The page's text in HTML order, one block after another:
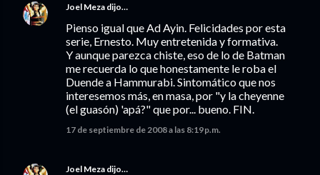
Joel Meza dijo…
Pienso igual que Ad Ayin. Felicidades por esta
serie, Ernesto. Muy entretenida y formativa.
Y aunque parezca chiste, eso de lo de Batman
me recuerda lo que honestamente le roba el
Duende a Hammurabi. Sintomático que nos
interesemos más, en masa, por "y la cheyenne
(el guasón) 'apá?" que por... bueno. FIN.
17 de septiembre de 2008 a las 8:19 p.m.
Joel Meza dijo…